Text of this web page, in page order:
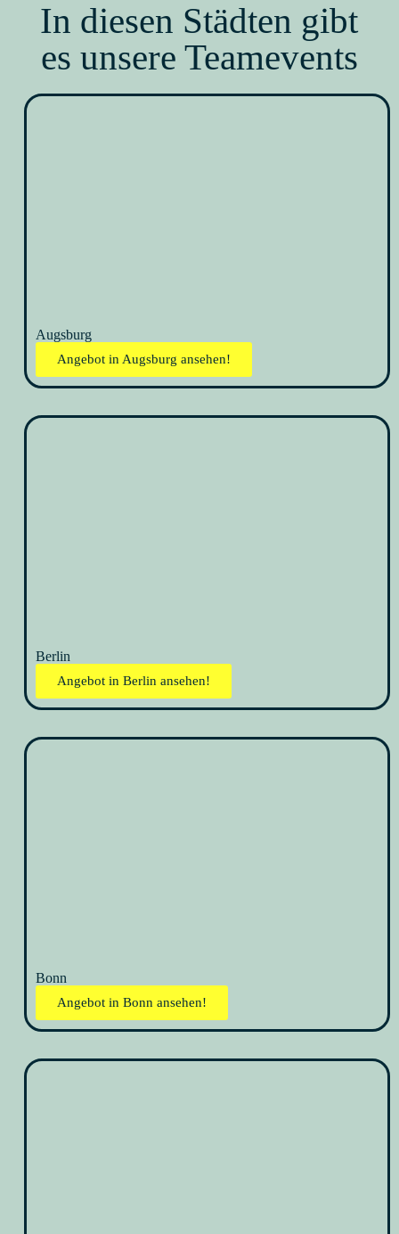
In diesen Städten gibt
es unsere Teamevents
Augsburg
Angebot in Augsburg ansehen!
Berlin
Angebot in Berlin ansehen!
Bonn
Angebot in Bonn ansehen!